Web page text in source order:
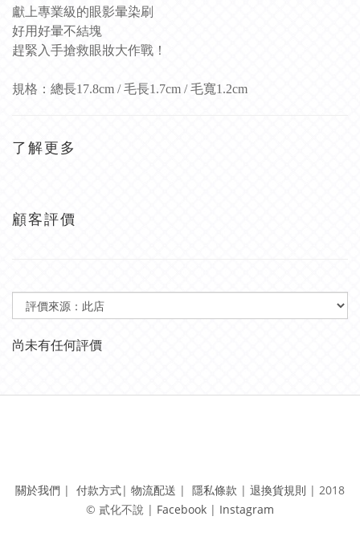
獻上專業級的眼影暈染刷
好用好暈不結塊
趕緊入手搶救眼妝大作戰！
規格：總長17.8cm / 毛長1.7cm / 毛寬1.2cm
了解更多
顧客評價
尚未有任何評價
關於我們 | 付款方式| 物流配送 | 隱私條款 | 退換貨規則 | 2018
© 貳化不說 | ​ Facebook | Instagram